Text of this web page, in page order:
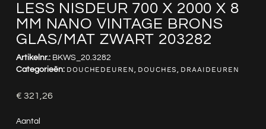
LESS NISDEUR 700 X 2000 X 8
MM NANO VINTAGE BRONS
GLAS/MAT ZWART 203282
Artikelnr.: BKWS_20.3282
Categorieën: DOUCHEDEUREN, DOUCHES, DRAAIDEUREN
€ 321,26
Aantal